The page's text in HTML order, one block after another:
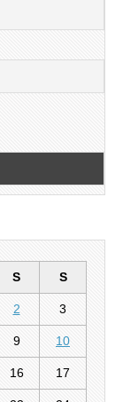
S S
2 3
9 10
16 17